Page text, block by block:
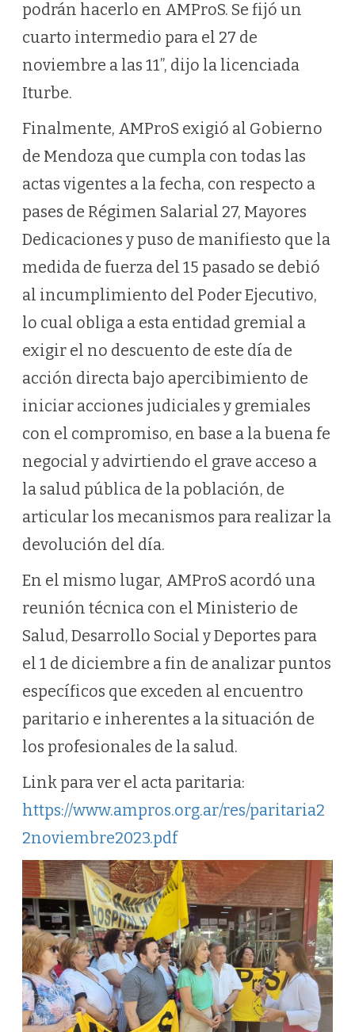
podrán hacerlo en AMProS. Se fijó un
cuarto intermedio para el 27 de
noviembre a las 11”, dijo la licenciada
Iturbe.
Finalmente, AMProS exigió al Gobierno
de Mendoza que cumpla con todas las
actas vigentes a la fecha, con respecto a
pases de Régimen Salarial 27, Mayores
Dedicaciones y puso de manifiesto que la
medida de fuerza del 15 pasado se debió
al incumplimiento del Poder Ejecutivo,
lo cual obliga a esta entidad gremial a
exigir el no descuento de este día de
acción directa bajo apercibimiento de
iniciar acciones judiciales y gremiales
con el compromiso, en base a la buena fe
negocial y advirtiendo el grave acceso a
la salud pública de la población, de
articular los mecanismos para realizar la
devolución del día.
En el mismo lugar, AMProS acordó una
reunión técnica con el Ministerio de
Salud, Desarrollo Social y Deportes para
el 1 de diciembre a fin de analizar puntos
específicos que exceden al encuentro
paritario e inherentes a la situación de
los profesionales de la salud.
Link para ver el acta paritaria:
https://www.ampros.org.ar/res/paritaria2
2noviembre2023.pdf